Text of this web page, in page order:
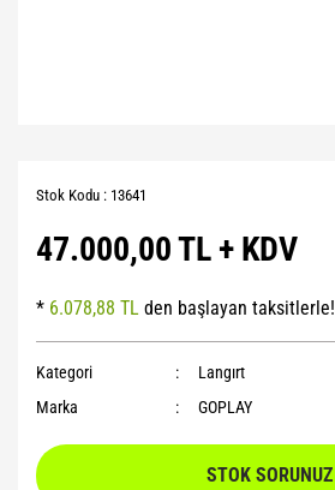
Stok Kodu : 13641
47.000,00 TL + KDV
* 6.078,88 TL den başlayan taksitlerle!
Kategori
Langırt
Marka
GOPLAY
STOK SORUNUZ